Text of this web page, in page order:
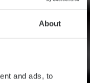
About
and ads, to